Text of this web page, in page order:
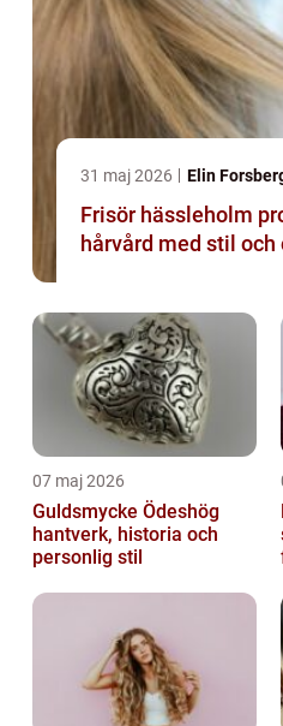
31 maj 2026 Elin
Frisör hässleholm professionell
hårvård med stil och
07 maj 2026
Guldsmycke Ödeshög
hantverk, historia och
personlig stil